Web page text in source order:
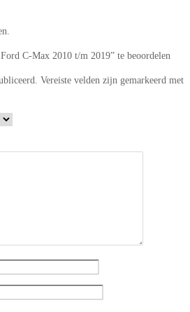
Ford C-Max 2010 t/m 2019” te beoordelen
Vereiste velden zijn gemarkeerd met